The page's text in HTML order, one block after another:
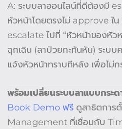
A: ระบบลาออนไลน์ที่ดีต้องมี
หัวหน้าโดยตรงไม่ approve ใน
escalate ไปที่ “หัวหน้าของหัว
ฉุกเฉิน (ลาป่วยกะทันหัน) ระบ
แจ้งหัวหน้าทราบทีหลัง เพื่อไม่
พร้อมเปลี่ยนระบบลาแบบกระด
Book Demo ฟรี ดูสาธิตการ
Management ที่เชื่อมกับ